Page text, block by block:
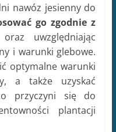
nawóz jesienny do
go zgodnie z
oraz uwzględniając
i warunki glebowe.
optymalne warunki
a także uzyskać
przyczyni się do
plantacji